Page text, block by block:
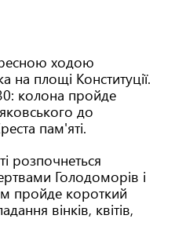
ходою
на площі Конституції.
колона пройде
до
пам'яті.
розпочнеться
Голодоморів і
пройде короткий
вінків, квітів,